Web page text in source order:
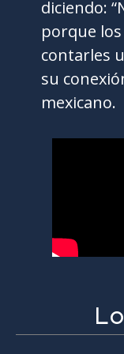
diciendo:
porque
contarles
su
mexicano.